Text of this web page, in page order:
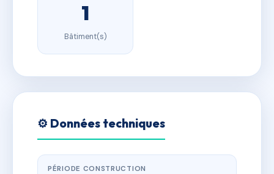
1
Bâtiment(s)
⚙️ Données techniques
PÉRIODE CONSTRUCTION